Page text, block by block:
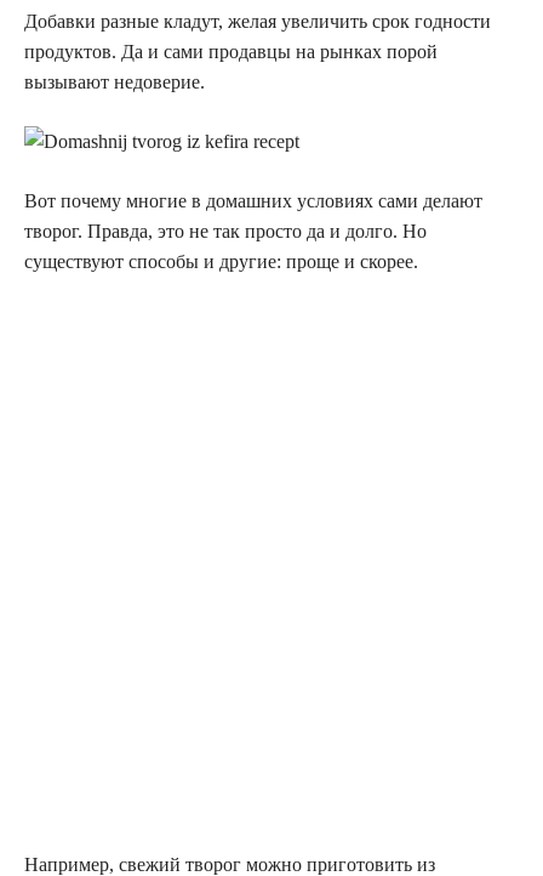
Добавки разные кладут, желая увеличить срок годности
продуктов. Да и сами продавцы на рынках порой
вызывают недоверие.
Вот почему многие в домашних условиях сами делают
творог. Правда, это не так просто да и долго. Но
существуют способы и другие: проще и скорее.
Например, свежий творог можно приготовить из